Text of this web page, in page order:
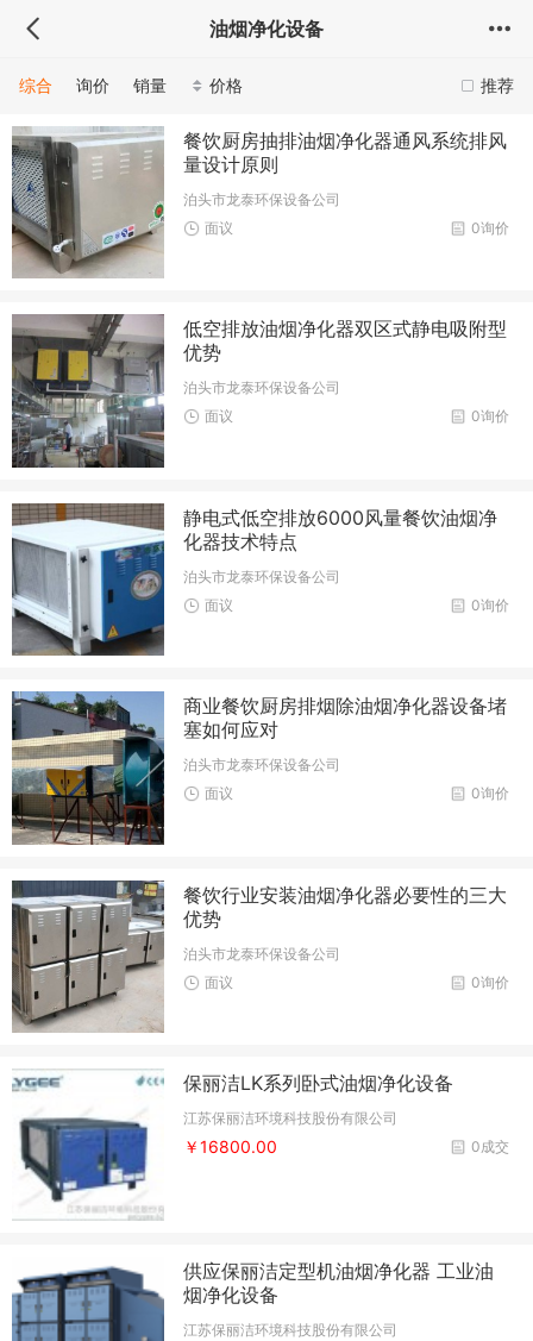
油烟净化设备
推荐
综合 询价 销量 价格
餐饮厨房抽排油烟净化器通风系统排风
量设计原则
泊头市龙泰环保设备公司
0询价
面议
低空排放油烟净化器双区式静电吸附型
优势
泊头市龙泰环保设备公司
0询价
面议
静电式低空排放6000风量餐饮油烟净
化器技术特点
泊头市龙泰环保设备公司
0询价
面议
商业餐饮厨房排烟除油烟净化器设备堵
塞如何应对
泊头市龙泰环保设备公司
0询价
面议
餐饮行业安装油烟净化器必要性的三大
优势
泊头市龙泰环保设备公司
0询价
面议
保丽洁LK系列卧式油烟净化设备
江苏保丽洁环境科技股份有限公司
0成交
￥16800.00
供应保丽洁定型机油烟净化器 工业油
烟净化设备
江苏保丽洁环境科技股份有限公司